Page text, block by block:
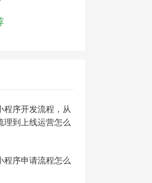
程序开发流程，从
理到上线运营怎么
程序申请流程怎么